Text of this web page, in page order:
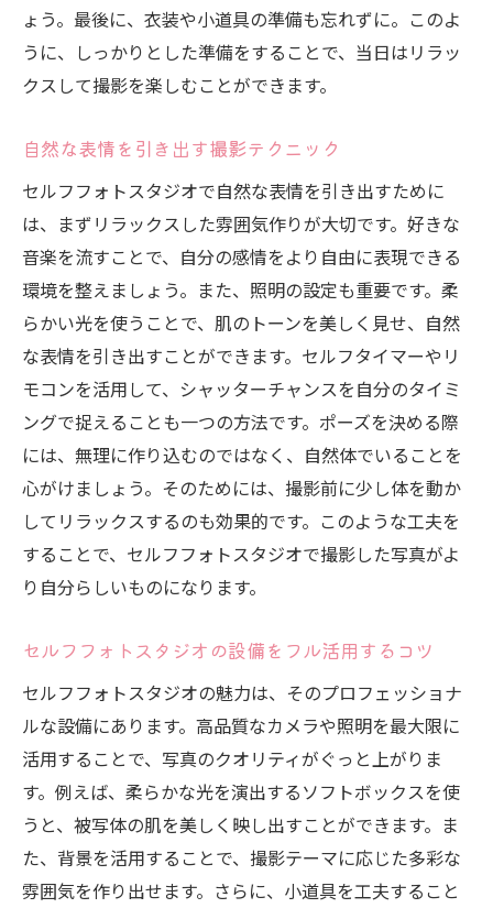
ょう。最後に、衣装や小道具の準備も忘れずに。このよ
うに、しっかりとした準備をすることで、当日はリラッ
クスして撮影を楽しむことができます。
自然な表情を引き出す撮影テクニック
セルフフォトスタジオで自然な表情を引き出すために
は、まずリラックスした雰囲気作りが大切です。好きな
音楽を流すことで、自分の感情をより自由に表現できる
環境を整えましょう。また、照明の設定も重要です。柔
らかい光を使うことで、肌のトーンを美しく見せ、自然
な表情を引き出すことができます。セルフタイマーやリ
モコンを活用して、シャッターチャンスを自分のタイミ
ングで捉えることも一つの方法です。ポーズを決める際
には、無理に作り込むのではなく、自然体でいることを
心がけましょう。そのためには、撮影前に少し体を動か
してリラックスするのも効果的です。このような工夫を
することで、セルフフォトスタジオで撮影した写真がよ
り自分らしいものになります。
セルフフォトスタジオの設備をフル活用するコツ
セルフフォトスタジオの魅力は、そのプロフェッショナ
ルな設備にあります。高品質なカメラや照明を最大限に
活用することで、写真のクオリティがぐっと上がりま
す。例えば、柔らかな光を演出するソフトボックスを使
うと、被写体の肌を美しく映し出すことができます。ま
た、背景を活用することで、撮影テーマに応じた多彩な
雰囲気を作り出せます。さらに、小道具を工夫すること